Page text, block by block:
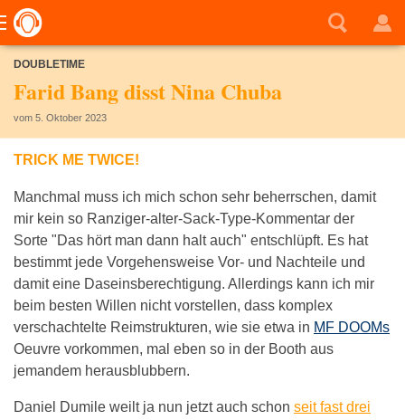
DOUBLETIME
Farid Bang disst Nina Chuba
vom 5. Oktober 2023
TRICK ME TWICE!
Manchmal muss ich mich schon sehr beherrschen, damit
mir kein so Ranziger-alter-Sack-Type-Kommentar der
Sorte "Das hört man dann halt auch" entschlüpft. Es hat
bestimmt jede Vorgehensweise Vor- und Nachteile und
damit eine Daseinsberechtigung. Allerdings kann ich mir
beim besten Willen nicht vorstellen, dass komplex
verschachtelte Reimstrukturen, wie sie etwa in MF DOOMs
Oeuvre vorkommen, mal eben so in der Booth aus
jemandem herausblubbern.
Daniel Dumile weilt ja nun jetzt auch schon seit fast drei